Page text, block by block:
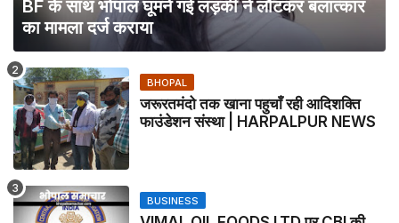
BF के साथ भोपाल घूमने गई लड़की ने लौटकर बलात्कार
का मामला दर्ज कराया
BHOPAL
जरूरतमंदो तक खाना पहुचाँ रही आदिशक्ति
फाउंडेशन संस्था | HARPALPUR NEWS
BUSINESS